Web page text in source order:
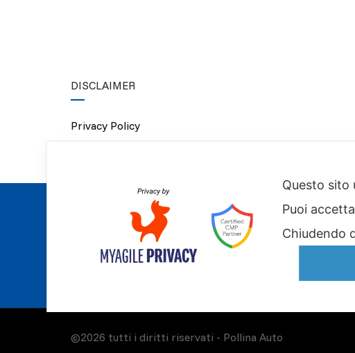
DISCLAIMER
Privacy Policy
©2026 tutti i diritti riservati - Pollina Auto
Questo sito
Puoi
Chiudendo